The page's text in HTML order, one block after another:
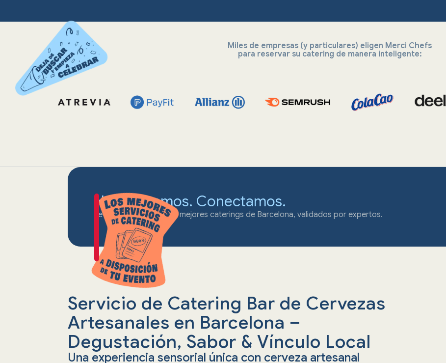
Miles de empresas (y particulares) eligen Merci Chefs
para reservar su catering de manera inteligente:
No cocinamos. Conectamos.
Te conectamos con los mejores caterings de Barcelona, validados por expertos.
Servicio de Catering Bar de Cervezas
Artesanales en Barcelona –
Degustación, Sabor & Vínculo Local
Una experiencia sensorial única con cerveza artesanal